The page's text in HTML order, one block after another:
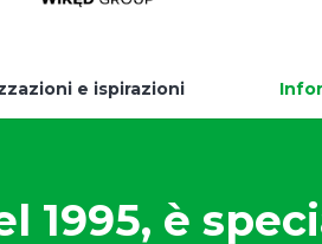
e ispirazioni
1995, è